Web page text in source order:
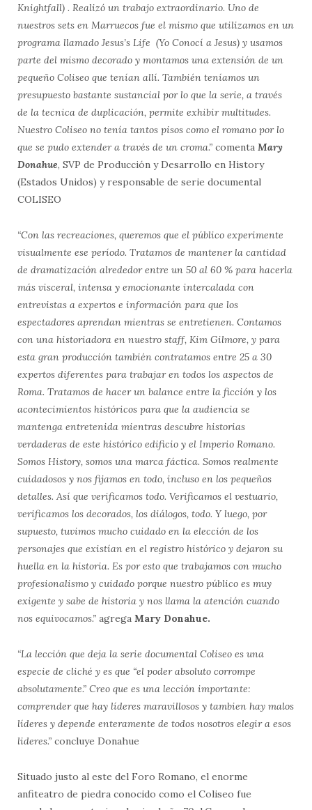
Knightfall) . Realizó un trabajo extraordinario. Uno de
nuestros sets en Marruecos fue el mismo que utilizamos en un
programa llamado Jesus’s Life (Yo Conocí a Jesus) y usamos
parte del mismo decorado y montamos una extensión de un
pequeño Coliseo que tenían allí. También teníamos un
presupuesto bastante sustancial por lo que la serie, a través
de la tecnica de duplicación, permite exhibir multitudes.
Nuestro Coliseo no tenía tantos pisos como el romano por lo
que se pudo extender a través de un croma.” comenta Mary
Donahue, SVP de Producción y Desarrollo en History
(Estados Unidos) y responsable de serie documental
COLISEO
“Con las recreaciones, queremos que el público experimente
visualmente ese período. Tratamos de mantener la cantidad
de dramatización alrededor entre un 50 al 60 % para hacerla
más visceral, intensa y emocionante intercalada con
entrevistas a expertos e información para que los
espectadores aprendan mientras se entretienen. Contamos
con una historiadora en nuestro staff, Kim Gilmore, y para
esta gran producción también contratamos entre 25 a 30
expertos diferentes para trabajar en todos los aspectos de
Roma. Tratamos de hacer un balance entre la ficción y los
acontecimientos históricos para que la audiencia se
mantenga entretenida mientras descubre historias
verdaderas de este histórico edificio y el Imperio Romano.
Somos History, somos una marca fáctica. Somos realmente
cuidadosos y nos fijamos en todo, incluso en los pequeños
detalles. Así que verificamos todo. Verificamos el vestuario,
verificamos los decorados, los diálogos, todo. Y luego, por
supuesto, tuvimos mucho cuidado en la elección de los
personajes que existían en el registro histórico y dejaron su
huella en la historia. Es por esto que trabajamos con mucho
profesionalismo y cuidado porque nuestro público es muy
exigente y sabe de historia y nos llama la atención cuando
nos equivocamos.” agrega Mary Donahue.
“La lección que deja la serie documental Coliseo es una
especie de cliché y es que “el poder absoluto corrompe
absolutamente.” Creo que es una lección importante:
comprender que hay líderes maravillosos y tambien hay malos
líderes y depende enteramente de todos nosotros elegir a esos
lideres.” concluye Donahue
Situado justo al este del Foro Romano, el enorme
anfiteatro de piedra conocido como el Coliseo fue